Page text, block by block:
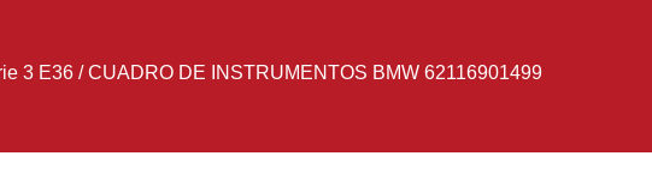
3 E36/CUADRO DE INSTRUMENTOS BMW 62116901499